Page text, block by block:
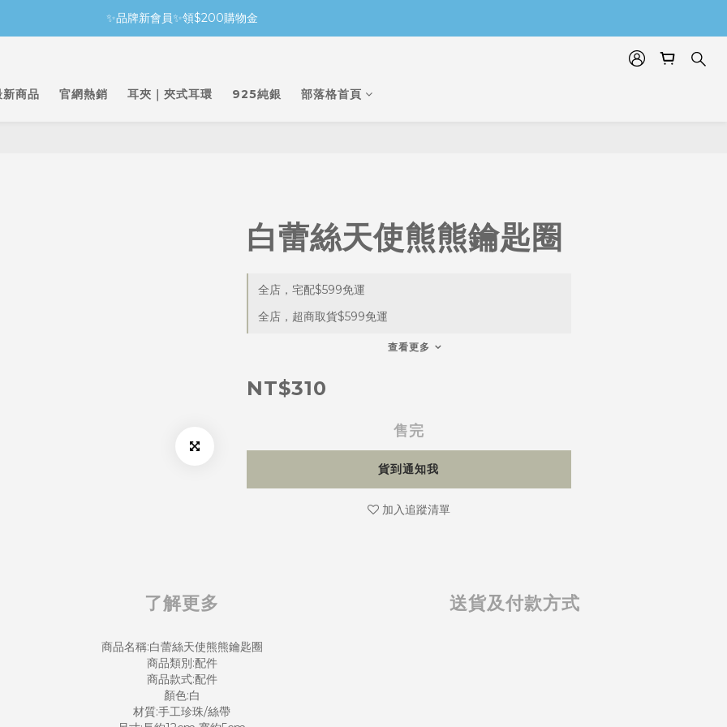
✨品牌新會員✨領$200購物金
新商品 官網熱銷 耳夾｜夾式耳環 925純銀 部落格首頁
白蕾絲天使熊熊鑰匙圈
全店，宅配$599免運
全店，超商取貨$599免運
查看更多
NT$310
售完
貨到通知我
加入追蹤清單
了解更多 送貨及付款方式
商品名稱:白蕾絲天使熊熊鑰匙圈
商品類別:配件
商品款式:配件
顏色:白
材質:手工珍珠/絲帶